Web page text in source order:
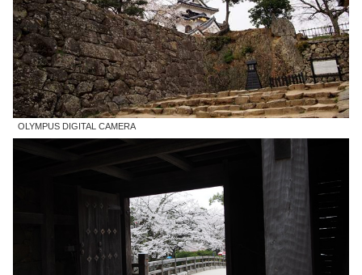
OLYMPUS DIGITAL CAMERA